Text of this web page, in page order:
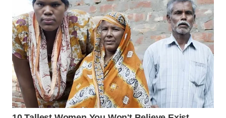
WN
BORNEO
Wahana
Media
Group
WAHANA
NEWS